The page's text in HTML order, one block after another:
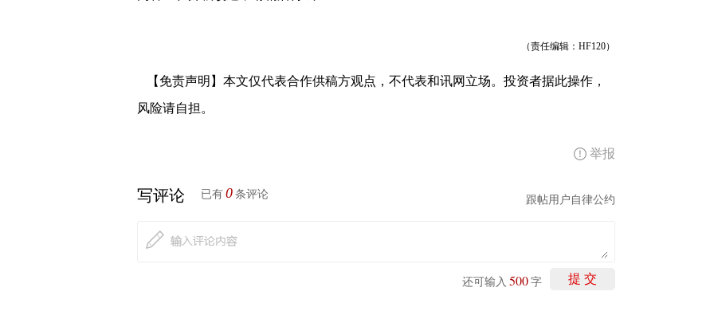
（责任编辑：HF120）
【免责声明】本文仅代表合作供稿方观点，不代表和讯网立场。投资者据此操作，
风险请自担。
举报
写评论 已有 0 条评论 跟帖用户自律公约
提 交
还可输入 500 字